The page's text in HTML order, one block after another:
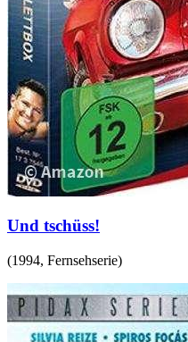
Und tschüss!
(1994, Fernsehserie)